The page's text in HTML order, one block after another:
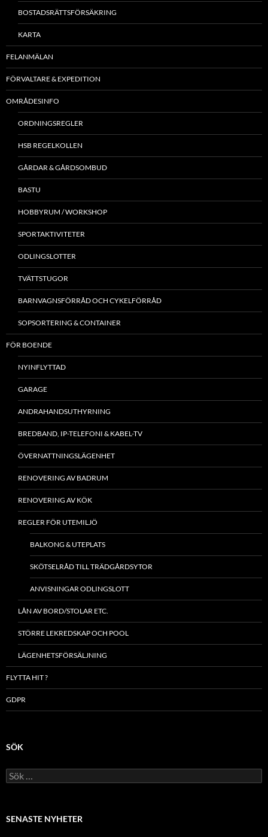
BOSTADSRÄTTSFÖRSÄKRING
KARTA
FELANMÄLAN
FÖRVALTARE & EXPEDITION
OMRÅDESINFO
ORDNINGSREGLER
HSB REGELKOLLEN
GÅRDAR & GÅRDSOMBUD
BASTU
HOBBYRUM / WORKSHOP
SPORTAKTIVITETER
ODLINGSLOTTER
TVÄTTSTUGOR
BARNVAGNSFÖRRÅD OCH CYKELFÖRRÅD
SOPSORTERING & CONTAINER
FÖR BOENDE
NYINFLYTTAD
GARAGE
ANDRAHANDSUTHYRNING
BREDBAND, IP-TELEFONI & KABEL-TV
ÖVERNATTNINGSLÄGENHET
RENOVERING AV BADRUM
RENOVERING AV KÖK
REGLER FÖR UTEMILJÖ
BALKONG & UTEPLATS
SKÖTSELRÅD TILL TRÄDGÅRDSYTOR
ANVISNINGAR ODLINGSLOTT
LÅN AV BORD/STOLAR ETC.
STÖRRE LEKREDSKAP OCH POOL
LÄGENHETSFÖRSÄLJNING
FLYTTA HIT ?
GDPR
SÖK
Sök
efter:
SENASTE NYHETER